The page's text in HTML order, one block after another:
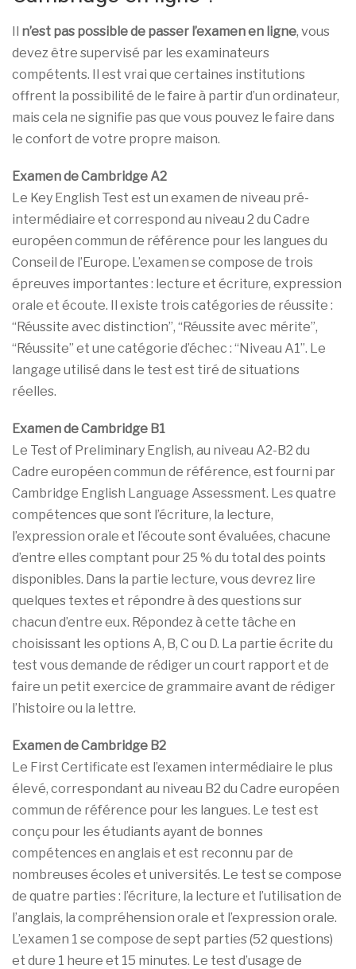
Il n’est pas possible de passer l’examen en ligne, vous
devez être supervisé par les examinateurs
compétents. Il est vrai que certaines institutions
offrent la possibilité de le faire à partir d’un ordinateur,
mais cela ne signifie pas que vous pouvez le faire dans
le confort de votre propre maison.
Examen de Cambridge A2
Le Key English Test est un examen de niveau pré-
intermédiaire et correspond au niveau 2 du Cadre
européen commun de référence pour les langues du
Conseil de l’Europe. L’examen se compose de trois
épreuves importantes : lecture et écriture, expression
orale et écoute. Il existe trois catégories de réussite :
“Réussite avec distinction”, “Réussite avec mérite”,
“Réussite” et une catégorie d’échec : “Niveau A1”. Le
langage utilisé dans le test est tiré de situations
réelles.
Examen de Cambridge B1
Le Test of Preliminary English, au niveau A2-B2 du
Cadre européen commun de référence, est fourni par
Cambridge English Language Assessment. Les quatre
compétences que sont l’écriture, la lecture,
l’expression orale et l’écoute sont évaluées, chacune
d’entre elles comptant pour 25 % du total des points
disponibles. Dans la partie lecture, vous devrez lire
quelques textes et répondre à des questions sur
chacun d’entre eux. Répondez à cette tâche en
choisissant les options A, B, C ou D. La partie écrite du
test vous demande de rédiger un court rapport et de
faire un petit exercice de grammaire avant de rédiger
l’histoire ou la lettre.
Examen de Cambridge B2
Le First Certificate est l’examen intermédiaire le plus
élevé, correspondant au niveau B2 du Cadre européen
commun de référence pour les langues. Le test est
conçu pour les étudiants ayant de bonnes
compétences en anglais et est reconnu par de
nombreuses écoles et universités. Le test se compose
de quatre parties : l’écriture, la lecture et l’utilisation de
l’anglais, la compréhension orale et l’expression orale.
L’examen 1 se compose de sept parties (52 questions)
et dure 1 heure et 15 minutes. Le test d’usage de